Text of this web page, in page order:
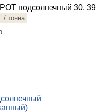
подсолнечный 30, 39
/ тонна